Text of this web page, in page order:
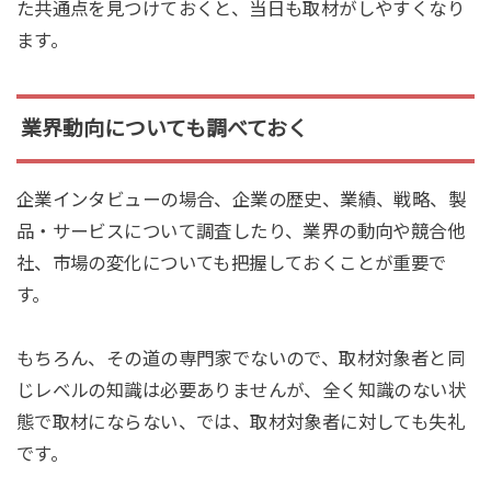
た共通点を見つけておくと、当日も取材がしやすくなり
ます。
業界動向についても調べておく
企業インタビューの場合、企業の歴史、業績、戦略、製
品・サービスについて調査したり、業界の動向や競合他
社、市場の変化についても把握しておくことが重要で
す。
もちろん、その道の専門家でないので、取材対象者と同
じレベルの知識は必要ありませんが、全く知識のない状
態で取材にならない、では、取材対象者に対しても失礼
です。